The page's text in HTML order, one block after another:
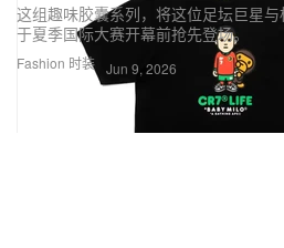
Fashion 时装
这组趣味胶囊系列，将这位足坛巨星与
于夏季国际大赛开幕前抢先登场。
Jun 9, 2026